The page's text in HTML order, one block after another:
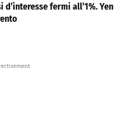
d’interesse fermi all’1%. Yen